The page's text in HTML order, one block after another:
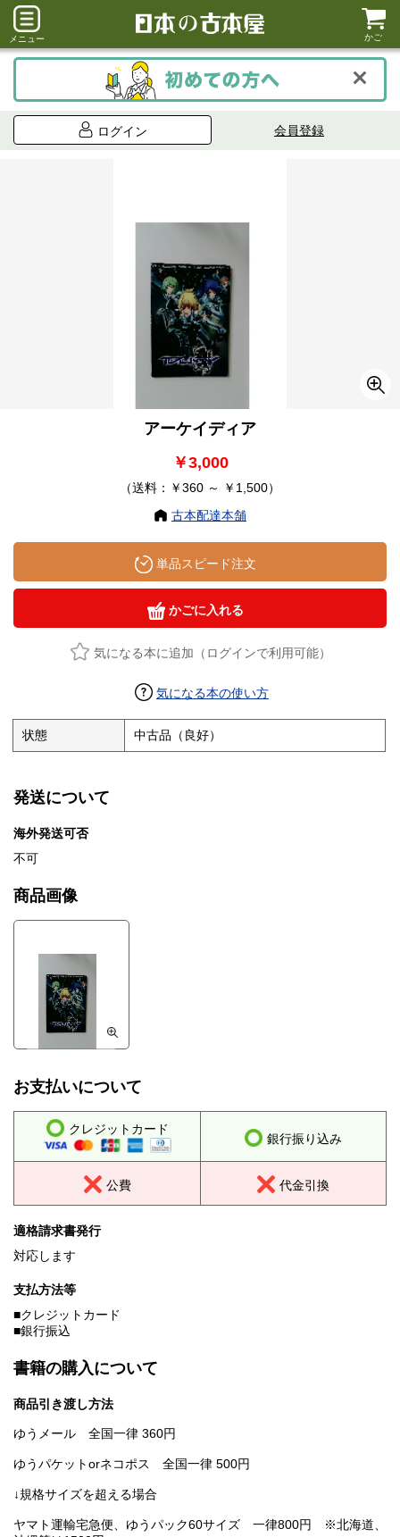
メニュー かご
ログイン 会員登録
アーケイディア
￥3,000
（送料：￥360 ～ ￥1,500）
古本配達本舗
単品スピード注文
かごに入れる
気になる本に追加（ログインで利用可能）
気になる本の使い方
状態 中古品（良好）
発送について
海外発送可否
不可
商品画像
お支払いについて
クレジットカード
銀行振り込み
公費 代金引換
適格請求書発行
対応します
支払方法等
■クレジットカード
■銀行振込
書籍の購入について
商品引き渡し方法
ゆうメール 全国一律 360円
ゆうパケットorネコポス 全国一律 500円
↓規格サイズを超える場合
ヤマト運輸宅急便、ゆうパック60サイズ 一律800円 ※北海道、